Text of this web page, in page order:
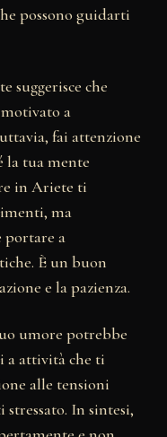
possono guidarti
suggerisce che
a
fai attenzione
la tua mente
in Ariete ti
ma
portare a
È un buon
e la pazienza.
umore potrebbe
a attività che ti
alle tensioni
In sintesi,